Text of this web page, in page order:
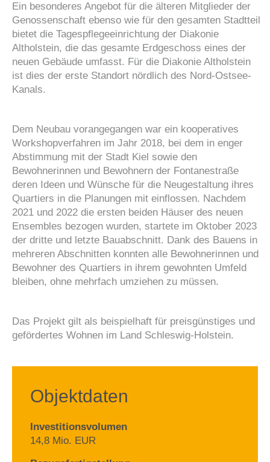
Ein besonderes Angebot für die älteren Mitglieder der
Genossenschaft ebenso wie für den gesamten Stadtteil
bietet die Tagespflegeeinrichtung der Diakonie
Altholstein, die das gesamte Erdgeschoss eines der
neuen Gebäude umfasst. Für die Diakonie Altholstein
ist dies der erste Standort nördlich des Nord-Ostsee-
Kanals.
Dem Neubau vorangegangen war ein kooperatives
Workshopverfahren im Jahr 2018, bei dem in enger
Abstimmung mit der Stadt Kiel sowie den
Bewohnerinnen und Bewohnern der Fontanestraße
deren Ideen und Wünsche für die Neugestaltung ihres
Quartiers in die Planungen mit einflossen. Nachdem
2021 und 2022 die ersten beiden Häuser des neuen
Ensembles bezogen wurden, startete im Oktober 2023
der dritte und letzte Bauabschnitt. Dank des Bauens in
mehreren Abschnitten konnten alle Bewohnerinnen und
Bewohner des Quartiers in ihrem gewohnten Umfeld
bleiben, ohne mehrfach umziehen zu müssen.
Das Projekt gilt als beispielhaft für preisgünstiges und
gefördertes Wohnen im Land Schleswig-Holstein.
Objektdaten
Investitionsvolumen
14,8 Mio. EUR